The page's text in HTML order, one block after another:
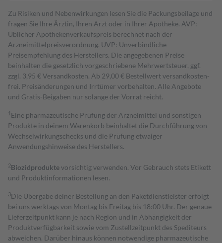
Zu Risiken und Nebenwirkungen lesen Sie die Packungsbeilage und
fragen Sie Ihre Ärztin, Ihren Arzt oder in Ihrer Apotheke. AVP:
Üblicher Apothekenverkaufspreis berechnet nach der
Arzneimittelpreisverordnung. UVP: Unverbindliche
Preisempfehlung des Herstellers. Die angegebenen Preise
beinhalten die gesetzlich vorgeschriebene Mehrwertsteuer, ggf.
zzgl. 3,95 € Versandkosten. Ab 29,00 € Bestell­wert versand­kosten­
frei. Preisänderungen und Irrtümer vorbehalten. Alle Angebote
und Gratis-Beigaben nur solange der Vorrat reicht.
1 Eine pharmazeutische Prüfung der Arzneimittel und sonstigen
Produkte in deinem Warenkorb beinhaltet die Durchführung von
Wechselwirkungschecks und die Prüfung etwaiger
Anwendungshinweise des Herstellers.
2Biozidproduktevorsichtig verwenden. Vor Gebrauch stets Etikett
und Produktinformationen lesen.
3Die Übergabe deiner Bestellung an den Paketdienstleister erfolgt
bei uns werktags von Montag bis Freitag bis 18:00 Uhr. Der genaue
Lieferzeitpunkt kann je nach Region und in Abhängigkeit der
Produktverfügbarkeit sowie vom Zustellzeitpunkt des Spediteurs
abweichen. Darüber hinaus können notwendige pharmazeutische